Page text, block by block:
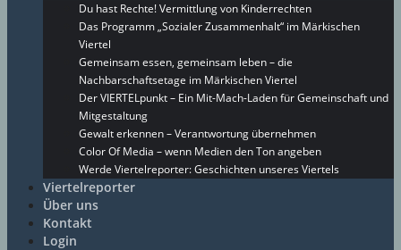
Du hast Rechte! Vermittlung von Kinderrechten
Das Programm „Sozialer Zusammenhalt“ im Märkischen
Viertel
Gemeinsam essen, gemeinsam leben – die
Nachbarschaftsetage im Märkischen Viertel
Der VIERTELpunkt – Ein Mit-Mach-Laden für Gemeinschaft und
Mitgestaltung
Gewalt erkennen – Verantwortung übernehmen
Color Of Media – wenn Medien den Ton angeben
Werde Viertelreporter: Geschichten unseres Viertels
Viertelreporter
Über uns
Kontakt
Login